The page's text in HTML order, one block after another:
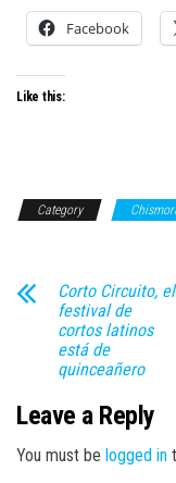
Facebook
Like this:
Category
Corto Circuito, el
festival de
cortos latinos
está de
quinceañero
Leave a Reply
You must be logged in